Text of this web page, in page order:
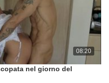
08:20
nel giorno del